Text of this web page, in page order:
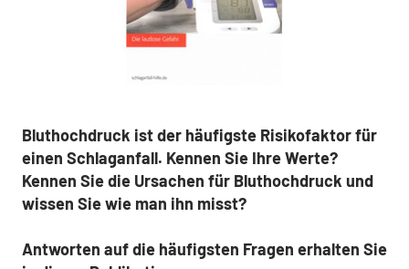
Bluthochdruck ist der häufigste Risikofaktor für
einen Schlaganfall. Kennen Sie Ihre Werte?
Kennen Sie die Ursachen für Bluthochdruck und
wissen Sie wie man ihn misst?
Antworten auf die häufigsten Fragen erhalten Sie